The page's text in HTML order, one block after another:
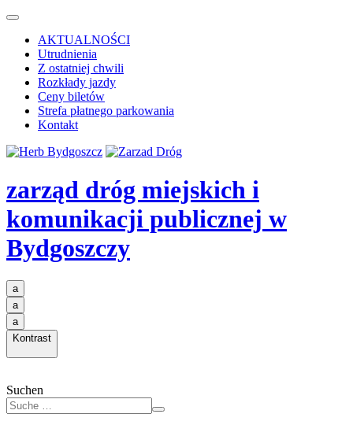
AKTUALNOŚCI
Utrudnienia
Z ostatniej chwili
Rozkłady jazdy
Ceny biletów
Strefa płatnego parkowania
Kontakt
zarząd dróg miejskich i
komunikacji publicznej w
Bydgoszczy
a
a
a
Kontrast
Suchen